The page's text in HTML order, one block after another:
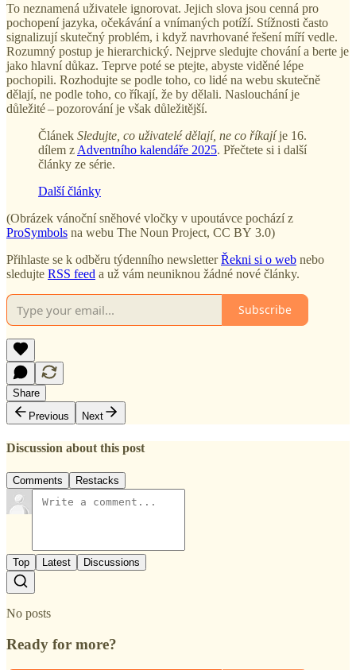
To neznamená uživatele ignorovat. Jejich slova jsou cenná pro
pochopení jazyka, očekávání a vnímaných potíží. Stížnosti často
signalizují skutečný problém, i když navrhované řešení míří vedle.
Rozumný postup je hierarchický. Nejprve sledujte chování a berte je
jako hlavní důkaz. Teprve poté se ptejte, abyste viděné lépe
pochopili. Rozhodujte se podle toho, co lidé na webu skutečně
dělají, ne podle toho, co říkají, že by dělali. Naslouchání je
důležité – pozorování je však důležitější.
Článek Sledujte, co uživatelé dělají, ne co říkajíje 16.
dílem z Adventního kalendáře 2025. Přečtete si i další
články ze série.
Další články
(Obrázek vánoční sněhové vločky v upoutávce pochází z
ProSymbols na webu The Noun Project, CC BY 3.0)
Přihlaste se k odběru týdenního newsletterŘekni si o web nebo
sledujte RSS feed a už vám neuniknou žádné nové články.
Subscribe
Share
Previous
Next
Discussion about this post
Comments Restacks
Top Latest Discussions
No posts
Ready for more?